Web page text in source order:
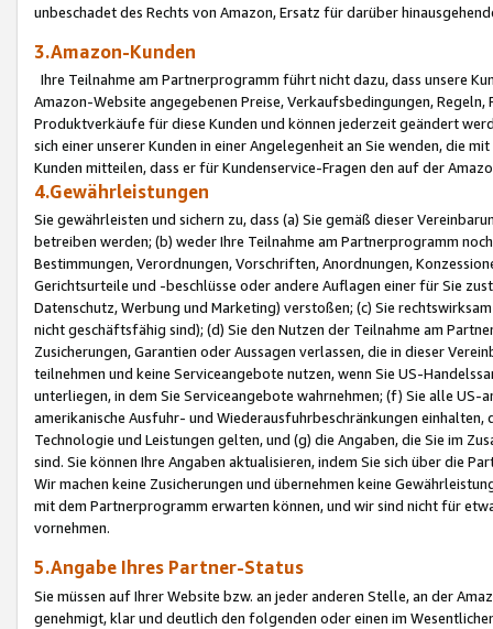
unbeschadet des Rechts von Amazon, Ersatz für darüber
3.Amazon-Kunden
Ihre Teilnahme am Partnerprogramm führt nicht dazu, dass unsere
Amazon-Website angegebenen Preise, Verkaufsbedingungen,
Produktverkäufe für diese Kunden und können jederzeit geändert
sich einer unserer Kunden in einer Angelegenheit an Sie wenden, die
Kunden mitteilen, dass er für Kundenservice-Fragen den auf der
4.Gewährleistungen
Sie gewährleisten und sichern zu, dass (a) Sie gemäß dieser
betreiben werden; (b) weder Ihre Teilnahme am Partnerprogramm
Bestimmungen, Verordnungen, Vorschriften, Anordnungen,
Gerichtsurteile und -beschlüsse oder andere Auflagen einer für Sie
Datenschutz, Werbung und Marketing) verstoßen; (c) Sie
nicht geschäftsfähig sind); (d) Sie den Nutzen der Teilnahme am
Zusicherungen, Garantien oder Aussagen verlassen, die in dieser
teilnehmen und keine Serviceangebote nutzen, wenn Sie US-
unterliegen, in dem Sie Serviceangebote wahrnehmen; (f) Sie alle
amerikanische Ausfuhr- und Wiederausfuhrbeschränkungen
Technologie und Leistungen gelten, und (g) die Angaben, die Sie im
sind. Sie können Ihre Angaben aktualisieren, indem Sie sich über die
Wir machen keine Zusicherungen und übernehmen keine
mit dem Partnerprogramm erwarten können, und wir sind nicht für
vornehmen.
5.Angabe Ihres Partner-Status
Sie müssen auf Ihrer Website bzw. an jeder anderen Stelle, an der
genehmigt, klar und deutlich den folgenden oder einen im